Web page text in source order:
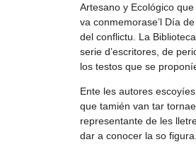
Artesano y Ecológico
va conmemorase’l Día
del conflictu. La
serie d’escritores, de
los testos que se
Ente les autores
que tamién van tar
representante de les
dar a conocer la so figura.